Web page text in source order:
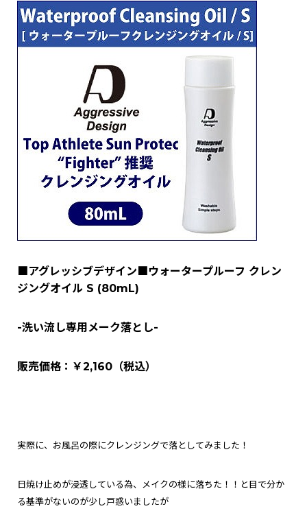
■アグレッシブデザイン■ウォータープルーフ クレン
ジングオイル S (80mL)
-洗い流し専用メーク落とし-
販売価格：￥2,160（税込）
実際に、お風呂の際にクレンジングで落としてみました！
日焼け止めが浸透している為、メイクの様に落ちた！！と目で分か
る基準がないのが少し戸惑いましたが